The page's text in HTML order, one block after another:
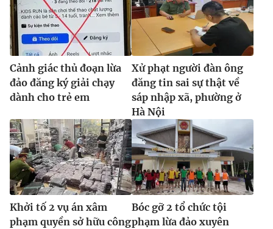
Cảnh giác thủ đoạn lừa
đảo đăng ký giải chạy
dành cho trẻ em
Xử phạt người đàn ông
đăng tin sai sự thật về
sáp nhập xã, phường ở
Hà Nội
Khởi tố 2 vụ án xâm
phạm quyền sở hữu công
Bóc gỡ 2 tổ chức tội
phạm lừa đảo xuyên